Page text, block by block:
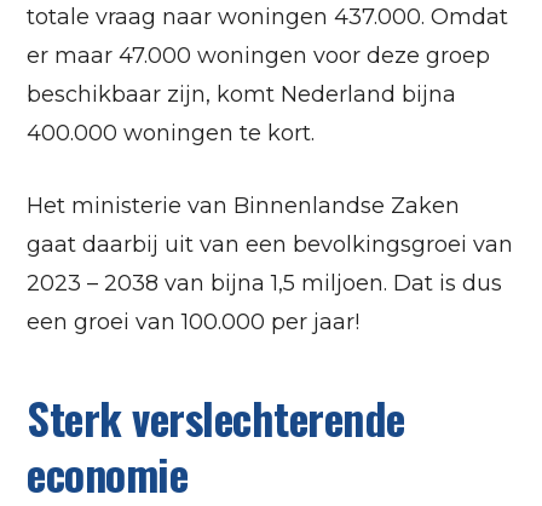
totale vraag naar woningen 437.000. Omdat
er maar 47.000 woningen voor deze groep
beschikbaar zijn, komt Nederland bijna
400.000 woningen te kort.
Het ministerie van Binnenlandse Zaken
gaat daarbij uit van een bevolkingsgroei van
2023 – 2038 van bijna 1,5 miljoen. Dat is dus
een groei van 100.000 per jaar!
Sterk verslechterende
economie